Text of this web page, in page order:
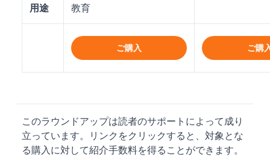
用途
教育
ご購入 ご購
このラウンドアップは読者のサポートによって成り
立っています。リンクをクリックすると、対象とな
る購入に対して紹介手数料を得ることができます。